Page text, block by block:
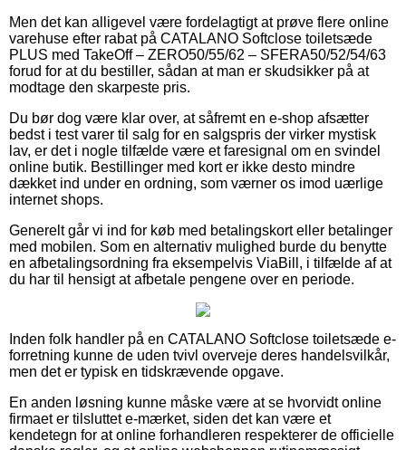
Men det kan alligevel være fordelagtigt at prøve flere online
varehuse efter rabat på CATALANO Softclose toiletsæde
PLUS med TakeOff – ZERO50/55/62 – SFERA50/52/54/63
forud for at du bestiller, sådan at man er skudsikker på at
modtage den skarpeste pris.
Du bør dog være klar over, at såfremt en e-shop afsætter
bedst i test varer til salg for en salgspris der virker mystisk
lav, er det i nogle tilfælde være et faresignal om en svindel
online butik. Bestillinger med kort er ikke desto mindre
dækket ind under en ordning, som værner os imod uærlige
internet shops.
Generelt går vi ind for køb med betalingskort eller betalinger
med mobilen. Som en alternativ mulighed burde du benytte
en afbetalingsordning fra eksempelvis ViaBill, i tilfælde af at
du har til hensigt at afbetale pengene over en periode.
Inden folk handler på en CATALANO Softclose toiletsæde e-
forretning kunne de uden tvivl overveje deres handelsvilkår,
men det er typisk en tidskrævende opgave.
En anden løsning kunne måske være at se hvorvidt online
firmaet er tilsluttet e-mærket, siden det kan være et
kendetegn for at online forhandleren respekterer de officielle